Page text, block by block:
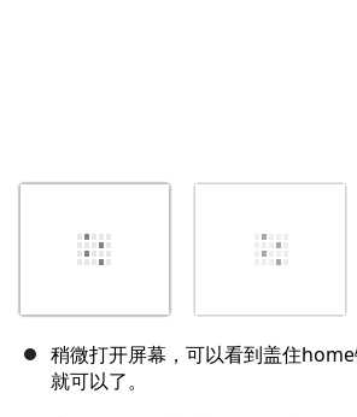
稍微打开屏幕，可以看到盖住
就可以了。